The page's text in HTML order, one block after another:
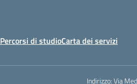
Percorsi di studioCarta dei servizi
Indirizzo:Via